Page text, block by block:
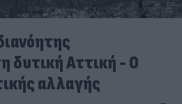
δυτική Αττική - Ο
αλλαγής